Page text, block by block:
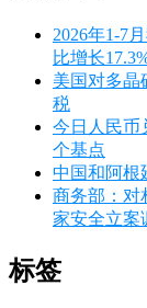
2026年1-7
比增长
美国对多晶
税
今日人民币
个基点
中国和阿根
商务部：对
家安全立案
标签